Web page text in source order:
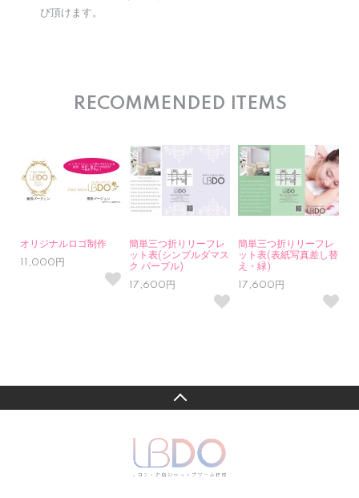
び頂けます。
RECOMMENDED ITEMS
オリジナルロゴ制作
11,000円
簡単三つ折りリーフレ
ット表(シンプルダマス
ク パープル)
17,600円
簡単三つ折りリーフレ
ット表(表紙写真差し替
え・緑)
17,600円